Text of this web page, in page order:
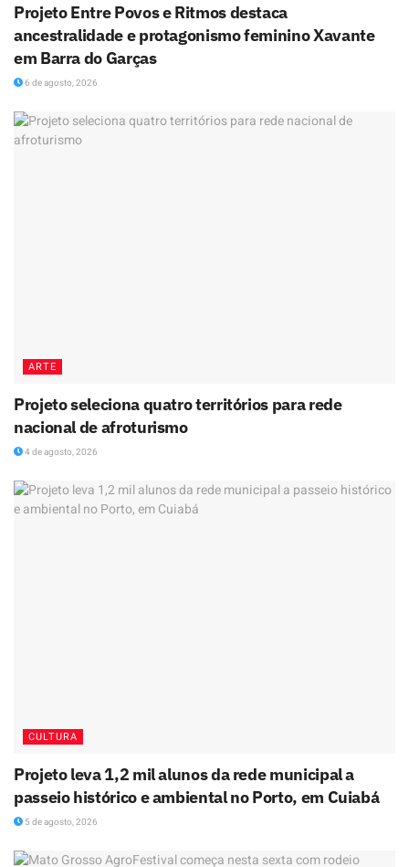
Projeto Entre Povos e Ritmos destaca
ancestralidade e protagonismo feminino Xavante
em Barra do Garças
6 de agosto, 2026
ARTE
Projeto seleciona quatro territórios para rede
nacional de afroturismo
4 de agosto, 2026
CULTURA
Projeto leva 1,2 mil alunos da rede municipal a
passeio histórico e ambiental no Porto, em Cuiabá
5 de agosto, 2026